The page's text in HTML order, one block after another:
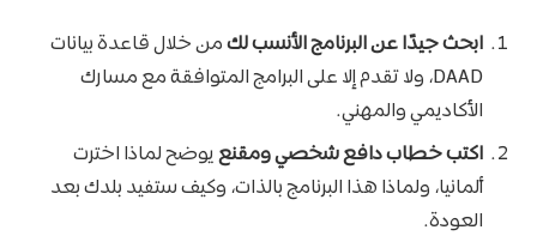
ابحث جيدًا عن البرنامج الأنسب لكمن خلال قاعدة بيانات
DAAD، ولا تقدم إلا على البرامج المتوافقة مع مسارك
الأكاديمي والمهني.
اكتب خطاب دافع شخصي ومقنعيوضح لماذا اخترت
ألمانيا، ولماذا هذا البرنامج بالذات، وكيف ستفيد بلدك بعد
العودة.